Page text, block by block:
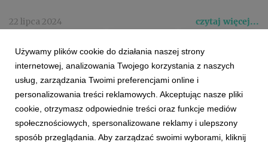
22 lipca 2024 czytaj więcej...
#PRACA #OFERTY_PRACY #HIREDOC #RAPORT
Używamy plików cookie do działania naszej strony
internetowej, analizowania Twojego korzystania z naszych
usług, zarządzania Twoimi preferencjami online i
personalizowania treści reklamowych. Akceptując nasze pliki
cookie, otrzymasz odpowiednie treści oraz funkcje mediów
społecznościowych, spersonalizowane reklamy i ulepszony
sposób przeglądania. Aby zarządzać swoimi wyborami, kliknij